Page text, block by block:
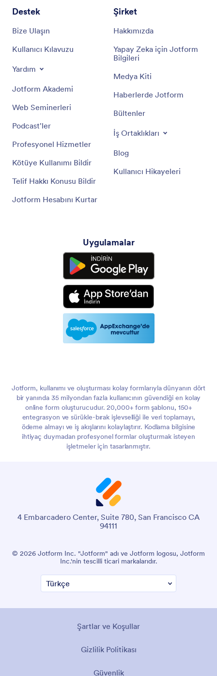
Destek
Bize Ulaşın
Kullanıcı Kılavuzu
Yardım
Jotform Akademi
Web Seminerleri
Podcast'ler
Profesyonel Hizmetler
Kötüye Kullanımı Bildir
Telif Hakkı Konusu Bildir
Jotform Hesabını Kurtar
Şirket
Hakkımızda
Yapay Zeka için Jotform
Bilgileri
Medya Kiti
Haberlerde Jotform
Bültenler
İş Ortaklıkları
Blog
Kullanıcı Hikayeleri
Uygulamalar
Jotform, kullanımı ve oluşturması kolay formlarıyla dünyanın dört
bir yanında 35 milyondan fazla kullanıcının güvendiği en kolay
online form oluşturucudur. 20,000+ form şablonu, 150+
entegrasyon ve sürükle-bırak işlevselliği ile veri toplamayı,
ödeme almayı ve iş akışlarını kolaylaştırır. Kodlama bilgisine
ihtiyaç duymadan profesyonel formlar oluşturmak isteyen
işletmeler için tasarlanmıştır.
4 Embarcadero Center, Suite 780, San Francisco CA
94111
© 2026 Jotform Inc. "Jotform" adı ve Jotform logosu, Jotform
Inc.'nin tescilli ticari markalarıdır.
Şartlar ve Koşullar
Gizlilik Politikası
Güvenlik